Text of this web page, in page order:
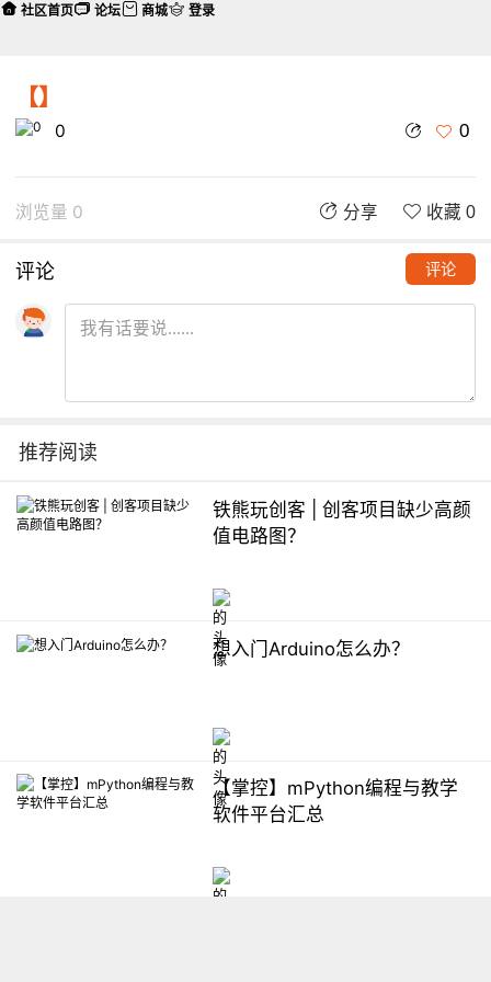
【】
0 0
浏览量 0 分享 收藏 0
评论 评论
推荐阅读
铁熊玩创客 | 创客项目缺少高颜
值电路图？
想入门Arduino怎么办？
【掌控】mPython编程与教学
软件平台汇总
社区首页 论坛 商城 登录